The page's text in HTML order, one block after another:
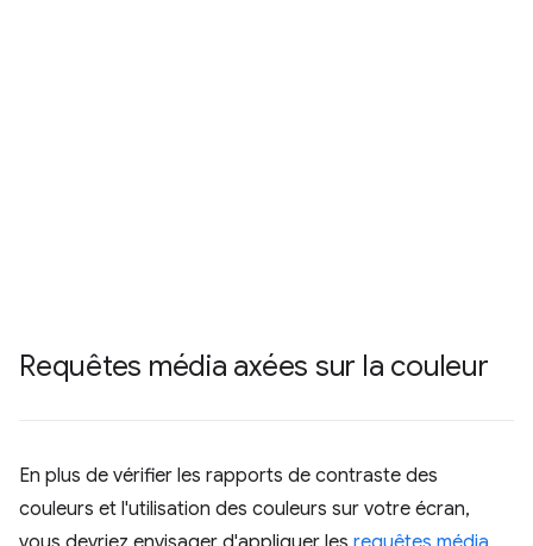
Requêtes média axées sur la couleur
En plus de vérifier les rapports de contraste des
couleurs et l'utilisation des couleurs sur votre écran,